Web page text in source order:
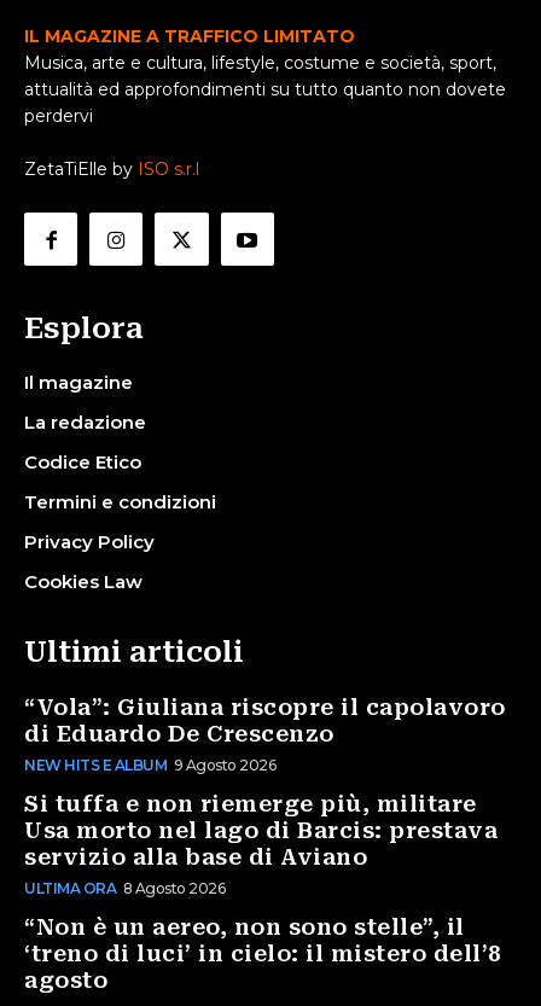
IL MAGAZINE A TRAFFICO LIMITATO
Musica, arte e cultura, lifestyle, costume e società, sport,
attualità ed approfondimenti su tutto quanto non dovete
perdervi
ZetaTiElle by ISO s.r.l
Esplora
Il magazine
La redazione
Codice Etico
Termini e condizioni
Privacy Policy
Cookies Law
Ultimi articoli
“Vola”: Giuliana riscopre il capolavoro
di Eduardo De Crescenzo
NEW HITS E ALBUM 9 Agosto 2026
Si tuffa e non riemerge più, militare
Usa morto nel lago di Barcis: prestava
servizio alla base di Aviano
ULTIMA ORA 8 Agosto 2026
“Non è un aereo, non sono stelle”, il
‘treno di luci’ in cielo: il mistero dell’8
agosto